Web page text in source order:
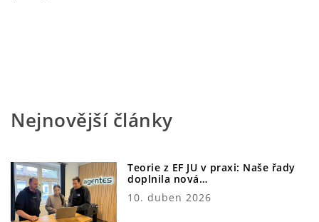
Nejnovější články
Teorie z EF JU v praxi: Naše řady
doplnila nová…
10. duben 2026